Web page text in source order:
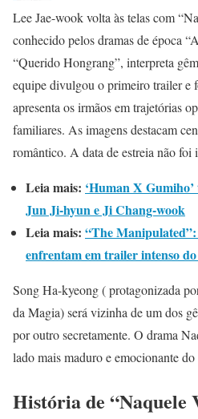
Lee Jae-wook volta às telas com
conhecido pelos dramas de época
“Querido Hongrang”, interpreta
equipe divulgou o primeiro trailer e
apresenta os irmãos em trajetórias
familiares. As imagens destacam
romântico. A data de estreia não foi
Leia mais: ‘Human X
Jun Ji-hyun e Ji Chang-wook
Leia mais: “The
enfrentam em trailer intenso
Song Ha-kyeong ( protagonizada
da Magia) será vizinha de um dos
por outro secretamente. O drama
lado mais maduro e emocionante
História de “Naquele